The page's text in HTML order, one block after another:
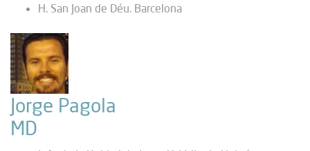
H. San Joan de Déu. Barcelona
Jorge Pagola
MD